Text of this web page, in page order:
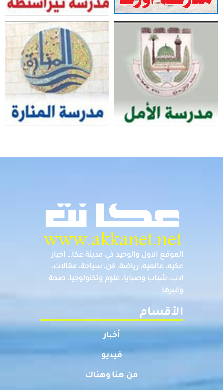
الموقع الاول والوحيد في مدينة عكا… اخبار
عكيه، عالميه، رياضة، فن، سياحة، مقالات،
ادب، شباب وصبايا، علوم وتكنولوجيا، صحة
وغيرها
الأقسام
أخبار
فيديو
من هنا وهناك